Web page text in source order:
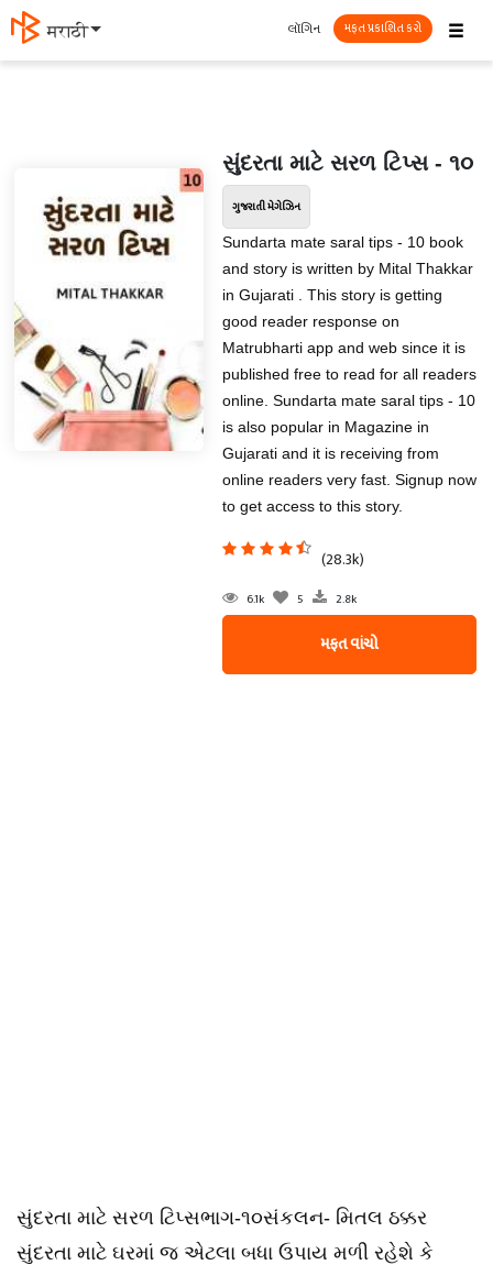
मराठी ☰
લૉગિન મફત પ્રકાશિત કરો
સુંદરતા માટે સરળ ટિપ્સ - ૧૦
ગુજરાતી મેગેઝિન
Sundarta mate saral tips - 10 book
and story is written by Mital Thakkar
in Gujarati . This story is getting
good reader response on
Matrubharti app and web since it is
published free to read for all readers
online. Sundarta mate saral tips - 10
is also popular in Magazine in
Gujarati and it is receiving from
online readers very fast. Signup now
to get access to this story.
(28.3k)
6.1k 5 2.8k
મફત વાંચો
સુંદરતા માટે સરળ ટિપ્સભાગ-૧૦સંકલન- મિતલ ઠક્કર
સુંદરતા માટે ઘરમાં જ એટલા બધા ઉપાય મળી રહેશે કે